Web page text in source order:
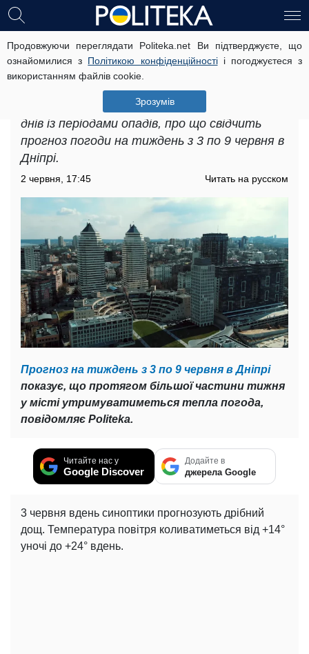
Продовжуючи переглядати Politeka.net Ви підтверджуєте, що
ознайомилися з Політикою конфіденційностіі погоджуєтеся з
використанням файлів cookie.
Зрозумів
У Дніпрі негода вдарить з новою
силою: прогноз погоди на тиждень з
3 по 9 червня
Синоптики очікують чергування спекотних
днів із періодами опадів, про що свідчить
прогноз погоди на тиждень з 3 по 9 червня в
Дніпрі.
2 червня, 17:45 Читать на русском
Прогноз на тиждень з 3 по 9 червня в Дніпрі
показує, що протягом більшої частини тижня
у місті утримуватиметься тепла погода,
повідомляє Politeka.
Читайте нас у
Google Discover
Додайте в
джерела Google
3 червня вдень синоптики прогнозують дрібний
дощ. Температура повітря коливатиметься від +14°
уночі до +24° вдень.